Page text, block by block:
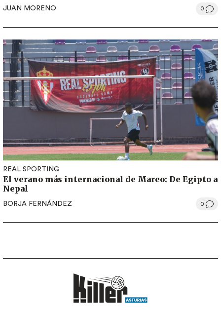
JUAN MORENO 0
REAL SPORTING
El verano más internacional de Mareo: De Egipto a
Nepal
BORJA FERNÁNDEZ 0